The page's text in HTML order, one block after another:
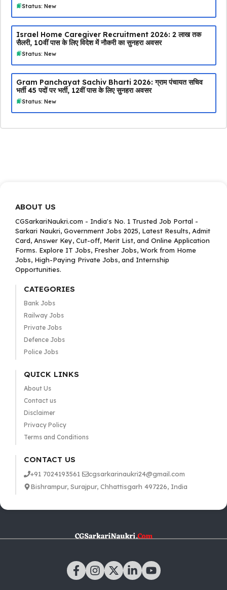
Status: New
Israel Home Caregiver Recruitment 2026: ₹2 लाख तक
सैलरी, 10वीं पास के लिए विदेश में नौकरी का सुनहरा अवसर
Status: New
Gram Panchayat Sachiv Bharti 2026: ग्राम पंचायत सचिव
भर्ती 45 पदों पर भर्ती, 12वीं पास के लिए सुनहरा अवसर
Status: New
ABOUT US
CGSarkariNaukri.com - India's No. 1 Trusted Job Portal -
Sarkari Naukri, Government Jobs 2025, Latest Results, Admit
Card, Answer Key, Cut-off, Merit List, and Online Application
Forms. Explore IT Jobs, Fresher Jobs, Work from Home
Jobs, High-Paying Private Jobs, and Internship
Opportunities.
CATEGORIES
Bank Jobs
Railway Jobs
Private Jobs
Defence Jobs
Police Jobs
QUICK LINKS
About Us
Contact us
Disclaimer
Privacy Policy
Terms and Conditions
CONTACT US
+91 7024193561
cgsarkarinaukri24@gmail.com
Bishrampur, Surajpur, Chhattisgarh 497226, India